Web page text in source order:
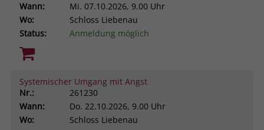
Wann:
Mi. 07.10.2026, 9.00 Uhr
Wo:
Schloss Liebenau
Status:
Anmeldung möglich
Systemischer Umgang mit Angst
Nr.:
261230
Wann:
Do. 22.10.2026, 9.00 Uhr
Wo:
Schloss Liebenau